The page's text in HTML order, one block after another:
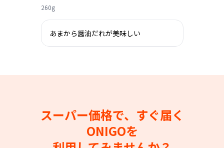
260g
あまから醤油だれが美味しい
スーパー価格で、すぐ届く
ONIGOを